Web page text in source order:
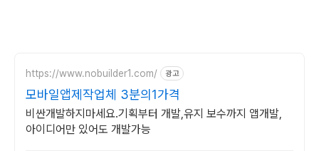
https://www.nobuilder1.com/ 광고
모바일앱제작업체 3분의1가격
비싼개발하지마세요.기획부터 개발,유지 보수까지 앱개발,
아이디어만 있어도 개발가능